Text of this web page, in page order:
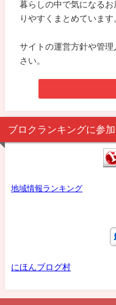
暮らしの中で気になる
りやすくまとめています
サイトの運営方針や管
さい。
ブロクランキングに参
地域情報ランキング
にほんブログ村